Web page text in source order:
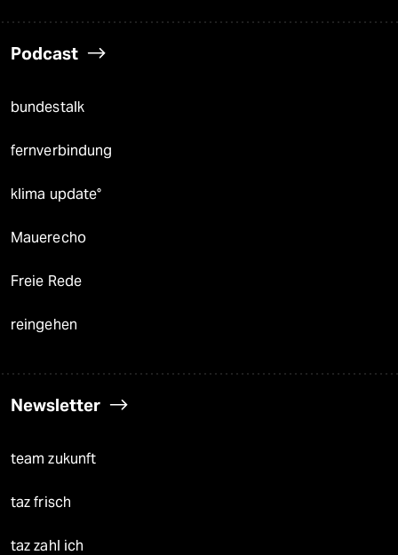
Podcast
bundestalk
fernverbindung
klima update°
Mauerecho
Freie Rede
reingehen
Newsletter
team zukunft
taz frisch
taz zahl ich